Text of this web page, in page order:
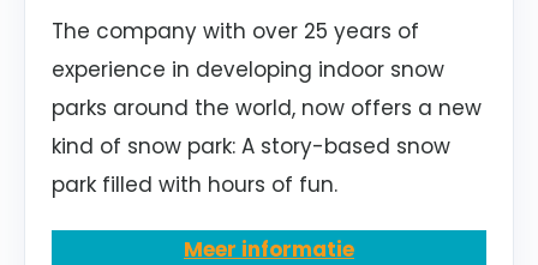
The company with over 25 years of
experience in developing indoor snow
parks around the world, now offers a new
kind of snow park: A story-based snow
park filled with hours of fun.
Meer informatie